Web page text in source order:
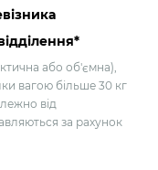
або об'ємна),
вагою більше 30 кг
від
за рахунок